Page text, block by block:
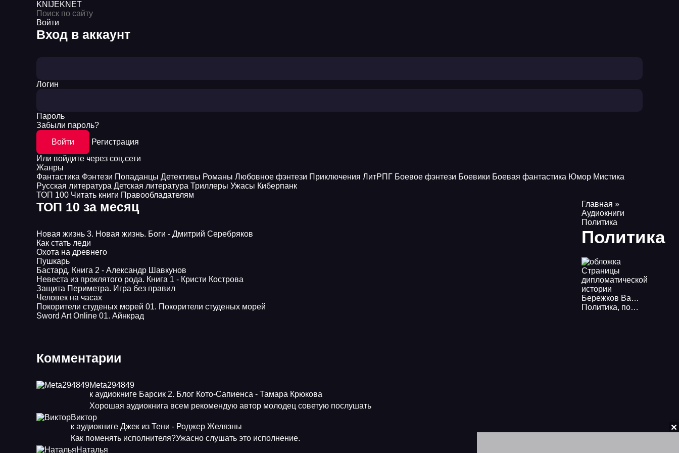
KNIJEKNET
Войти
Вход в аккаунт
Логин
Пароль
Забыли пароль?
Войти
Регистрация
Или войдите через соц.сети
Жанры
Фантастика Фэнтези Попаданцы Детективы Романы Любовное фэнтези Приключения ЛитРПГ Боевое фэнтези Боевики Боевая фантастика Юмор Мистика
Русская литература Детская литература Триллеры Ужасы Киберпанк
ТОП 100 Читать книги Правообладателям
ТОП 10 за месяц
Новая жизнь 3. Новая жизнь. Боги - Дмитрий Серебряков
Как стать леди
Охота на древнего
Пушкарь
Бастард. Книга 2 - Александр Шавкунов
Невеста из проклятого рода. Книга 1 - Кристи Кострова
Защита Периметра. Игра без правил
Человек на часах
Покорители студеных морей 01. Покорители студеных морей
Sword Art Online 01. Айнкрад
Комментарии
Meta294849
к аудиокниге Барсик 2. Блог Кото-Сапиенса - Тамара Крюкова
Хорошая аудиокнига всем рекомендую автор молодец советую послушать
Виктор
к аудиокниге Джек из Тени - Роджер Желязны
Как поменять исполнителя?Ужасно слушать это исполнение.
Наталья
Главная »
Аудиокниги
Политика
Политика
Бережков Валентин - Страницы дипломатической истории
Политика, политология